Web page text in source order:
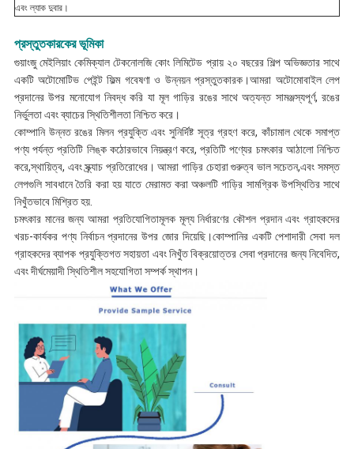
এবং ল্যাক দুবার।
প্রস্তুতকারকের ভূমিকা
গুয়াংজু মেইলিয়াং কেমিক্যাল টেকনোলজি কোং লিমিটেড প্রায় ২০ বছরের শিল্প অভিজ্ঞতার সাথে
একটি অটোমোটিভ পেইন্ট ফিল্ম গবেষণা ও উন্নয়ন প্রস্তুতকারক।আমরা অটোমোবাইল লেপ
প্রদানের উপর মনোযোগ নিবদ্ধ করি যা মূল গাড়ির রঙের সাথে অত্যন্ত সামঞ্জস্যপূর্ণ, রঙের
নির্ভুলতা এবং ব্যাচের স্থিতিশীলতা নিশ্চিত করে।
কোম্পানি উন্নত রঙের মিলন প্রযুক্তি এবং সুনির্দিষ্ট সূত্র গ্রহণ করে, কাঁচামাল থেকে সমাপ্ত
পণ্য পর্যন্ত প্রতিটি লিঙ্ক কঠোরভাবে নিয়ন্ত্রণ করে, প্রতিটি পণ্যের চমৎকার আঠালো নিশ্চিত
করে,স্থায়িত্ব, এবং স্ক্র্যাচ প্রতিরোধের। আমরা গাড়ির চেহারা গুরুত্ব ভাল সচেতন,এবং সমস্ত
লেপগুলি সাবধানে তৈরি করা হয় যাতে মেরামত করা অঞ্চলটি গাড়ির সামগ্রিক উপস্থিতির সাথে
নিখুঁতভাবে মিশ্রিত হয়.
চমৎকার মানের জন্য আমরা প্রতিযোগিতামূলক মূল্য নির্ধারণের কৌশল প্রদান এবং গ্রাহকদের
খরচ-কার্যকর পণ্য নির্বাচন প্রদানের উপর জোর দিয়েছি।কোম্পানির একটি পেশাদারী সেবা দল
গ্রাহকদের ব্যাপক প্রযুক্তিগত সহায়তা এবং নিখুঁত বিক্রয়োত্তর সেবা প্রদানের জন্য নিবেদিত,
এবং দীর্ঘমেয়াদী স্থিতিশীল সহযোগিতা সম্পর্ক স্থাপন।